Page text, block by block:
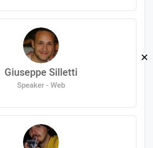
Giuseppe Silletti
Speaker - Web